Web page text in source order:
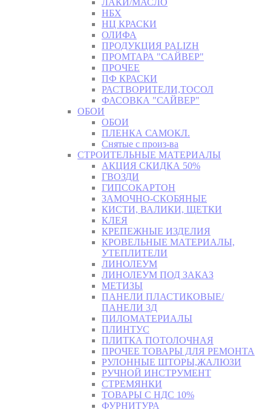
ЛАКИ/МАСЛО
НБХ
НЦ КРАСКИ
ОЛИФА
ПРОДУКЦИЯ PALIZH
ПРОМТАРА "САЙВЕР"
ПРОЧЕЕ
ПФ КРАСКИ
РАСТВОРИТЕЛИ,ТОСОЛ
ФАСОВКА "САЙВЕР"
ОБОИ
ОБОИ
ПЛЕНКА САМОКЛ.
Снятые с произ-ва
СТРОИТЕЛЬНЫЕ МАТЕРИАЛЫ
АКЦИЯ СКИДКА 50%
ГВОЗДИ
ГИПСОКАРТОН
ЗАМОЧНО-СКОБЯНЫЕ
КИСТИ, ВАЛИКИ, ЩЕТКИ
КЛЕЯ
КРЕПЕЖНЫЕ ИЗДЕЛИЯ
КРОВЕЛЬНЫЕ МАТЕРИАЛЫ,
УТЕПЛИТЕЛИ
ЛИНОЛЕУМ
ЛИНОЛЕУМ ПОД ЗАКАЗ
МЕТИЗЫ
ПАНЕЛИ ПЛАСТИКОВЫЕ/
ПАНЕЛИ 3Д
ПИЛОМАТЕРИАЛЫ
ПЛИНТУС
ПЛИТКА ПОТОЛОЧНАЯ
ПРОЧЕЕ ТОВАРЫ ДЛЯ РЕМОНТА
РУЛОННЫЕ ШТОРЫ,ЖАЛЮЗИ
РУЧНОЙ ИНСТРУМЕНТ
СТРЕМЯНКИ
ТОВАРЫ С НДС 10%
ФУРНИТУРА